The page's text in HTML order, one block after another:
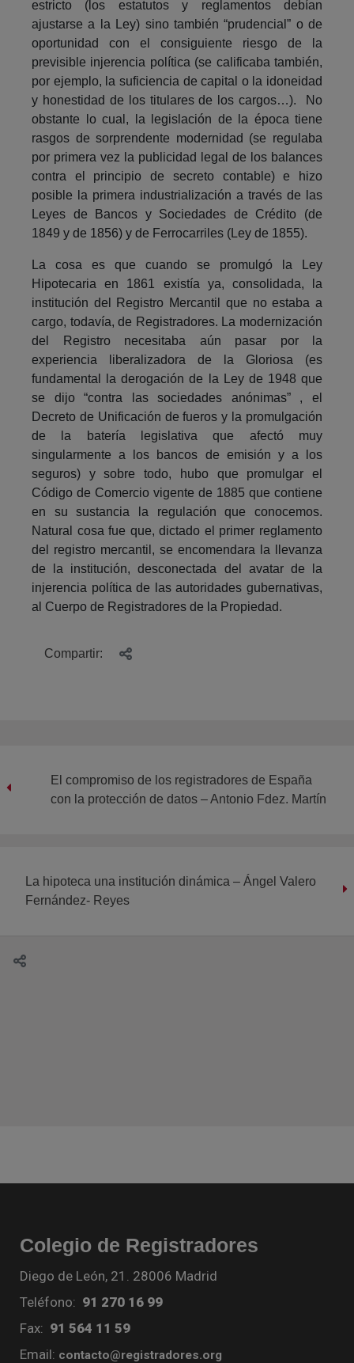
estricto (los estatutos y reglamentos debían
ajustarse a la Ley) sino también “prudencial” o de
oportunidad con el consiguiente riesgo de la
previsible injerencia política (se calificaba también,
por ejemplo, la suficiencia de capital o la idoneidad
y honestidad de los titulares de los cargos…). No
obstante lo cual, la legislación de la época tiene
rasgos de sorprendente modernidad (se regulaba
por primera vez la publicidad legal de los balances
contra el principio de secreto contable) e hizo
posible la primera industrialización a través de las
Leyes de Bancos y Sociedades de Crédito (de
1849 y de 1856) y de Ferrocarriles (Ley de 1855).
La cosa es que cuando se promulgó la Ley
Hipotecaria en 1861 existía ya, consolidada, la
institución del Registro Mercantil que no estaba a
cargo, todavía, de Registradores. La modernización
del Registro necesitaba aún pasar por la
experiencia liberalizadora de la Gloriosa (es
fundamental la derogación de la Ley de 1948 que
se dijo “contra las sociedades anónimas” , el
Decreto de Unificación de fueros y la promulgación
de la batería legislativa que afectó muy
singularmente a los bancos de emisión y a los
seguros) y sobre todo, hubo que promulgar el
Código de Comercio vigente de 1885 que contiene
en su sustancia la regulación que conocemos.
Natural cosa fue que, dictado el primer reglamento
del registro mercantil, se encomendara la llevanza
de la institución, desconectada del avatar de la
injerencia política de las autoridades gubernativas,
al Cuerpo de Registradores de la Propiedad.
Compartir:
El compromiso de los registradores de España
con la protección de datos – Antonio Fdez. Martín
La hipoteca una institución dinámica – Ángel Valero
Fernández- Reyes
Colegio de Registradores
Diego de León, 21. 28006 Madrid
Teléfono: 91 270 16 99
Fax: 91 564 11 59
Email: contacto@registradores.org